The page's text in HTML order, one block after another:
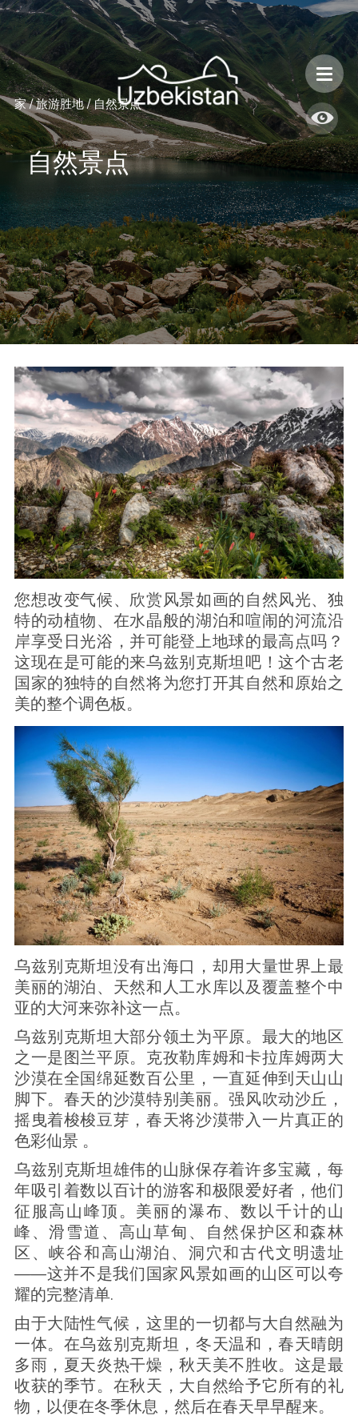
乌兹别克斯坦的安全性和旅行特点
家 / 旅游胜地/ 自然景点
自然景点
您想改变气候、欣赏风景如画的自然风光、独
特的动植物、在水晶般的湖泊和喧闹的河流沿
岸享受日光浴，并可能登上地球的最高点吗？
这现在是可能的来乌兹别克斯坦吧！这个古老
国家的独特的自然将为您打开其自然和原始之
美的整个调色板。
乌兹别克斯坦没有出海口，却用大量世界上最
美丽的湖泊、天然和人工水库以及覆盖整个中
亚的大河来弥补这一点。
乌兹别克斯坦大部分领土为平原。最大的地区
之一是图兰平原。克孜勒库姆和卡拉库姆两大
沙漠在全国绵延数百公里，一直延伸到天山山
脚下。春天的沙漠特别美丽。强风吹动沙丘，
摇曳着梭梭豆芽，春天将沙漠带入一片真正的
色彩仙景 。
乌兹别克斯坦雄伟的山脉保存着许多宝藏，每
年吸引着数以百计的游客和极限爱好者，他们
征服高山峰顶。美丽的瀑布、数以千计的山
峰、滑雪道、高山草甸、自然保护区和森林
区、峡谷和高山湖泊、洞穴和古代文明遗址
——这并不是我们国家风景如画的山区可以夸
耀的完整清单.
由于大陆性气候，这里的一切都与大自然融为
一体。在乌兹别克斯坦，冬天温和，春天晴朗
多雨，夏天炎热干燥，秋天美不胜收。这是最
收获的季节。在秋天，大自然给予它所有的礼
物，以便在冬季休息，然后在春天早早醒来。